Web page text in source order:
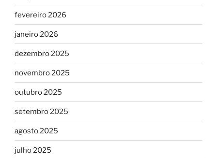
fevereiro 2026
janeiro 2026
dezembro 2025
novembro 2025
outubro 2025
setembro 2025
agosto 2025
julho 2025